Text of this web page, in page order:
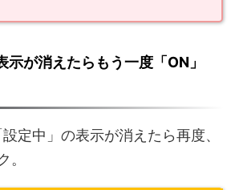
が消えたらもう一度「ON」
設定中」の表示が消えたら再度、
。